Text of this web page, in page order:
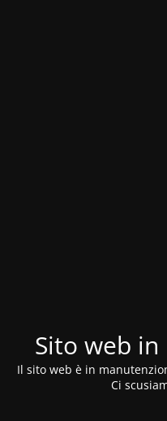
Sito web
Il sito web è in
Ci